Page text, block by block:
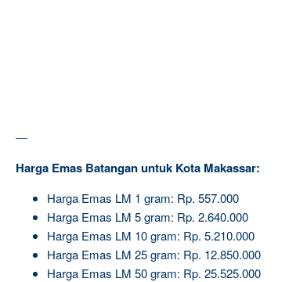
—
Harga Emas Batangan untuk Kota Makassar:
Harga Emas LM 1 gram: Rp. 557.000
Harga Emas LM 5 gram: Rp. 2.640.000
Harga Emas LM 10 gram: Rp. 5.210.000
Harga Emas LM 25 gram: Rp. 12.850.000
Harga Emas LM 50 gram: Rp. 25.525.000